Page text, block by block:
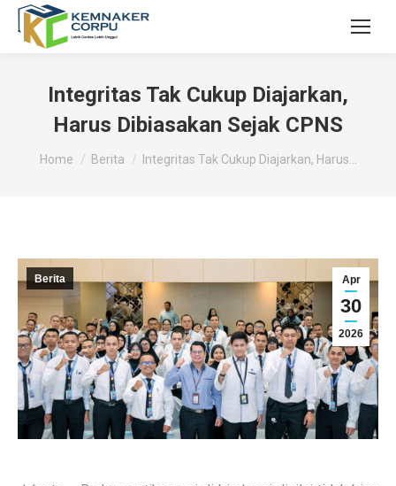
Integritas Tak Cukup Diajarkan,
Harus Dibiasakan Sejak CPNS
You are here:
Home Berita Integritas Tak Cukup Diajarkan, Harus…
Apr
30
2026
Berita